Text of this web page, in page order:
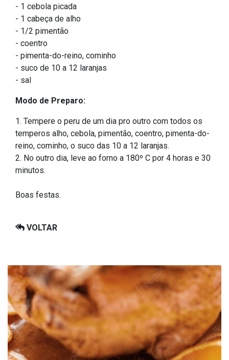
- 1 cebola picada
- 1 cabeça de alho
- 1/2 pimentão
- coentro
- pimenta-do-reino, cominho
- suco de 10 a 12 laranjas
- sal
Modo de Preparo:
1. Tempere o peru de um dia pro outro com todos os
temperos alho, cebola, pimentão, coentro, pimenta-do-
reino, cominho, o suco das 10 a 12 laranjas.
2. No outro dia, leve ao forno a 180º C por 4 horas e 30
minutos.
Boas festas.
VOLTAR